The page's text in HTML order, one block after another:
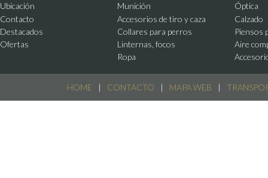
HOME | CONTACTO | MAPA WEB |
Ubicación
Contacto
Destacados
Ofertas
Munición
Óptica
Accesorios de tiro y caza
Calzado
Collares para perros
Piensos
Linternas, focos
Aire
Ropa